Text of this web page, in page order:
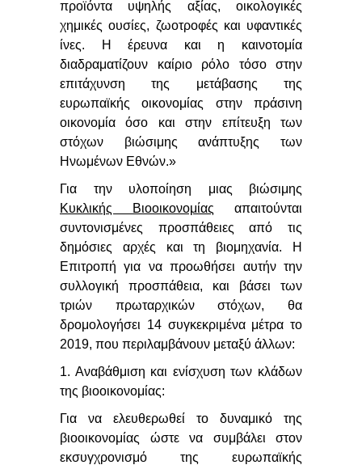
προϊόντα υψηλής αξίας, οικολογικές
χημικές ουσίες, ζωοτροφές και υφαντικές
ίνες. Η έρευνα και η καινοτομία
διαδραματίζουν καίριο ρόλο τόσο στην
επιτάχυνση της μετάβασης της
ευρωπαϊκής οικονομίας στην πράσινη
οικονομία όσο και στην επίτευξη των
στόχων βιώσιμης ανάπτυξης των
Ηνωμένων Εθνών.»
Για την υλοποίηση μιας βιώσιμης
Κυκλικής Βιοοικονομίας απαιτούνται
συντονισμένες προσπάθειες από τις
δημόσιες αρχές και τη βιομηχανία. Η
Επιτροπή για να προωθήσει αυτήν την
συλλογική προσπάθεια, και βάσει των
τριών πρωταρχικών στόχων, θα
δρομολογήσει 14 συγκεκριμένα μέτρα το
2019, που περιλαμβάνουν μεταξύ άλλων:
1. Αναβάθμιση και ενίσχυση των κλάδων
της βιοοικονομίας:
Για να ελευθερωθεί το δυναμικό της
βιοοικονομίας ώστε να συμβάλει στον
εκσυγχρονισμό της ευρωπαϊκής